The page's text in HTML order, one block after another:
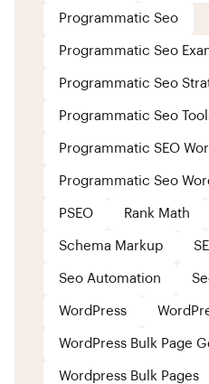
Programmatic Seo
Programmatic Seo
Programmatic Seo
Programmatic Seo
Programmatic SEO
Programmatic Seo
PSEO Rank Math
Schema Markup
Seo Automation
WordPress
WordPress Bulk Page
Wordpress Bulk Pages